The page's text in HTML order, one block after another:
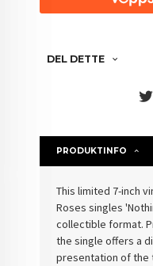
DEL DETTE
PRODUKTINFO
This limited 7-inch
Roses singles
collectible format.
the single offers a
presentation of